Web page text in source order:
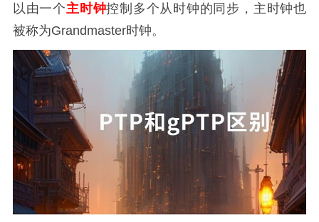
以由一个主时钟控制多个从时钟的同步，主时钟也
被称为Grandmaster时钟。